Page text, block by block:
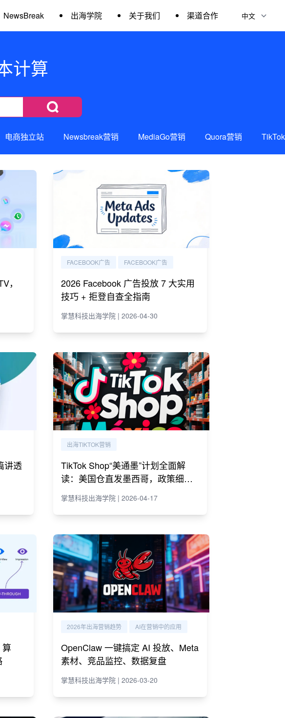
NewsBreak 出海学院 关于我们 渠道合作
计算
电商独立站 Newsbreak营销 MediaGo营销 Quora营销
，
FACEBOOK广告 FACEBOOK广告
2026 Facebook 广告投放 7 大实用
技巧 + 拒登自查全指南
掌慧科技出海学院 | 2026-04-30
讲透
出海TIKTOK营销
TikTok Shop“美通墨”计划全面解
读：美国仓直发墨西哥，政策细则
掌慧科技出海学院 | 2026-04-17
2026年出海营销趋势 AI在营销中的应用
OpenClaw 一键搞定 AI 投放、Meta
素材、竞品监控、数据复盘
掌慧科技出海学院 | 2026-03-20